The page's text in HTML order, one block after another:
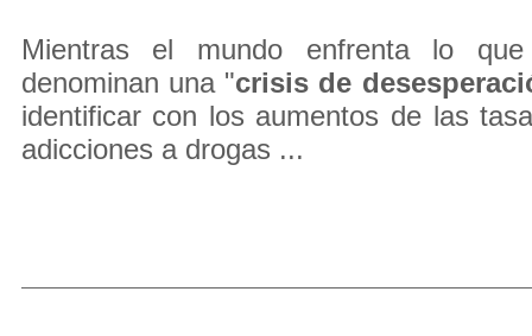
Mientras el mundo enfrenta lo que
denominan una "crisis de
identificar con los aumentos de las
adicciones a drogas ...